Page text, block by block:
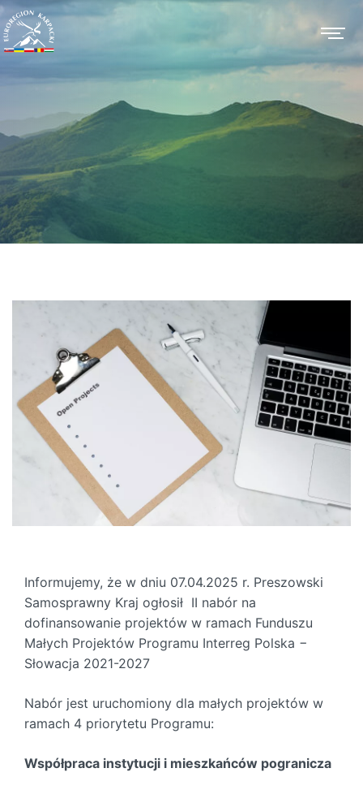
Informujemy, że w dniu 07.04.2025 r. Preszowski
Samosprawny Kraj ogłosił II nabór na
dofinansowanie projektów w ramach Funduszu
Małych Projektów Programu Interreg Polska −
Słowacja 2021-2027
Nabór jest uruchomiony dla małych projektów w
ramach 4 priorytetu Programu:
Współpraca instytucji i mieszkańców pogranicza